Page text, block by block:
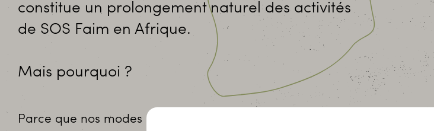
constitue un prolongement naturel des activités
de SOS Faim en Afrique.
Mais pourquoi ?
Parce que nos modes de vie en Europe occidentale